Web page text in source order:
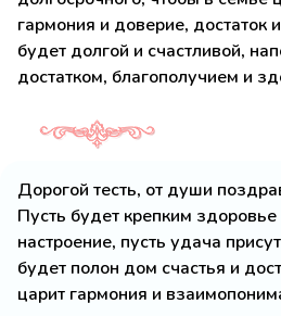
гармония и доверие, достаток
будет долгой и счастливой,
достатком, благополучием и
Дорогой тесть, от души
Пусть будет крепким
настроение, пусть удача
будет полон дом счастья и
царит гармония и